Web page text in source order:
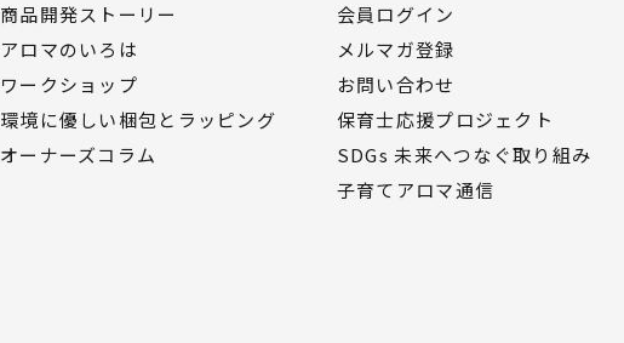
商品開発ストーリー
アロマのいろは
ワークショップ
環境に優しい梱包とラッピング
オーナーズコラム
会員ログイン
メルマガ登録
お問い合わせ
保育士応援プロジェクト
SDGs 未来へつなぐ取り組み
子育てアロマ通信